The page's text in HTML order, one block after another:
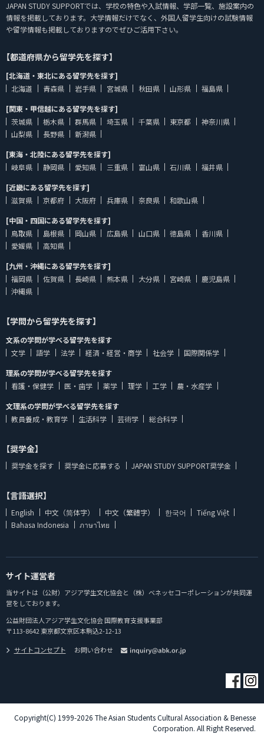
JAPAN STUDY SUPPORTでは、学校の特色や入試情報、学部一覧、施設案内の
情報を掲載しております。大学情報だけでなく、外国人留学生向けの試験情報
や留学情報も掲載しておりますのでぜひご活用下さい。
【都道府県から留学先を探す】
[北海道・東北にある留学先を探す]
北海道
青森県 岩手県 宮城県 秋田県 山形県
福島県
[関東・甲信越にある留学先を探す]
茨城県
栃木県 群馬県 埼玉県 千葉県 東京都
神奈川県
山梨県
長野県
新潟県
[東海・北陸にある留学先を探す]
岐阜県
静岡県 愛知県 三重県 富山県 石川県
福井県
[近畿にある留学先を探す]
滋賀県
京都府 大阪府 兵庫県 奈良県
和歌山県
[中国・四国にある留学先を探す]
鳥取県
島根県 岡山県 広島県 山口県 徳島県
香川県
愛媛県
高知県
[九州・沖縄にある留学先を探す]
福岡県
佐賀県 長崎県 熊本県 大分県 宮崎県
鹿児島県
沖縄県
【学問から留学先を探す】
文系の学問が学べる留学先を探す
文学
語学 法学 経済・経営・商学 社会学
国際関係学
理系の学問が学べる留学先を探す
看護・保健学
医・歯学 薬学 理学 工学
農・水産学
文理系の学問が学べる留学先を探す
教員養成・教育学
生活科学 芸術学 総合科学
【奨学金】
奨学金を探す 奨学金に応募する JAPAN STUDY SUPPORT奨学金
【言語選択】
English 中文（简体字） 中文（繁體字） 한국어
Tiếng Việt
Bahasa Indonesia
ภาษาไทย
サイト運営者
当サイトは（公財）アジア学生文化協会と（株）ベネッセコーポレーションが共同運
営をしております。
公益財団法人アジア学生文化協会 国際教育支援事業部
〒113-8642 東京都文京区本駒込2-12-13
サイトコンセプト
お問い合わせ
Copyright(C) 1999-2026 The Asian Students Cultural Association & Benesse
Corporation. All Right Reserved.